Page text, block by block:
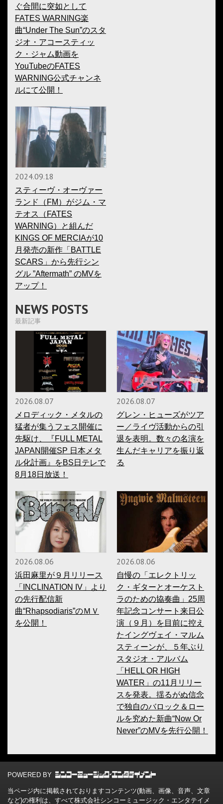
ぐ合間に突如として
FATES WARNING楽
曲“Under The Sun”のスタ
ジオ・アコースティッ
ク・ジャム動画を
YouTubeのFATES
WARNING公式チャンネ
ルにて公開！
2024.09.18
スティーヴ・オーヴァー
ランド（FM）がジム・マ
テオス（FATES
WARNING）と組んだ
KINGS OF MERCIAが10
月発売の新作「BATTLE
SCARS」から先行シン
グル ”Aftermath” のMVを
アップ！
NEWS POSTS
最新記事
2026.08.07
メロディック・メタルの
猛者が集うフェス開催に
先駆け、『FULL METAL
JAPAN開催SP 日本メタ
ル化計画』をBS日テレで
8月18日放送！
2026.08.07
グレン・ヒューズがツア
ー／ライヴ活動からの引
退を表明。数々の名演を
生んだキャリアを振り返
る
2026.08.06
浜田麻里が９月リリース
「INCLINATION IV」より
の先行配信新
曲“Rhapsodiaris”のＭＶ
を公開！
2026.08.06
自慢の「エレクトリッ
ク・ギターとオーケスト
ラのための協奏曲」25周
年記念コンサート来日公
演（９月）を目前に控え
たイングヴェイ・マルム
スティーンが、５年ぶり
スタジオ・アルバム
「HELL OR HIGH
WATER」の11月リリー
スを発表。揺るがぬ信念
で独自のバロック＆ロー
ルを究めた新曲“Now Or
Never”のMVを先行公開！
POWERED BY
当ページ内に掲載されておりますコンテンツ(動画、画像、音声、文章
など)の権利は、すべて株式会社シンコーミュージック・エンタテイメ